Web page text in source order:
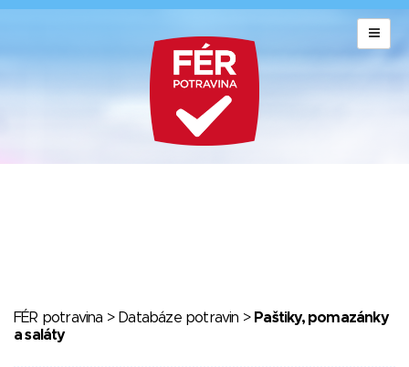
FÉR potravina > Databáze potravin > Paštiky, pomazánky
a saláty